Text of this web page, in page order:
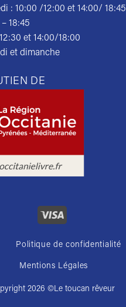
: 10:00 /12:00 et 14:00/ 18:45
18:45
et 14:00/18:00
et dimanche
DE
Politique de confidentialité
Mentions Légales
2026 ©Le toucan rêveur